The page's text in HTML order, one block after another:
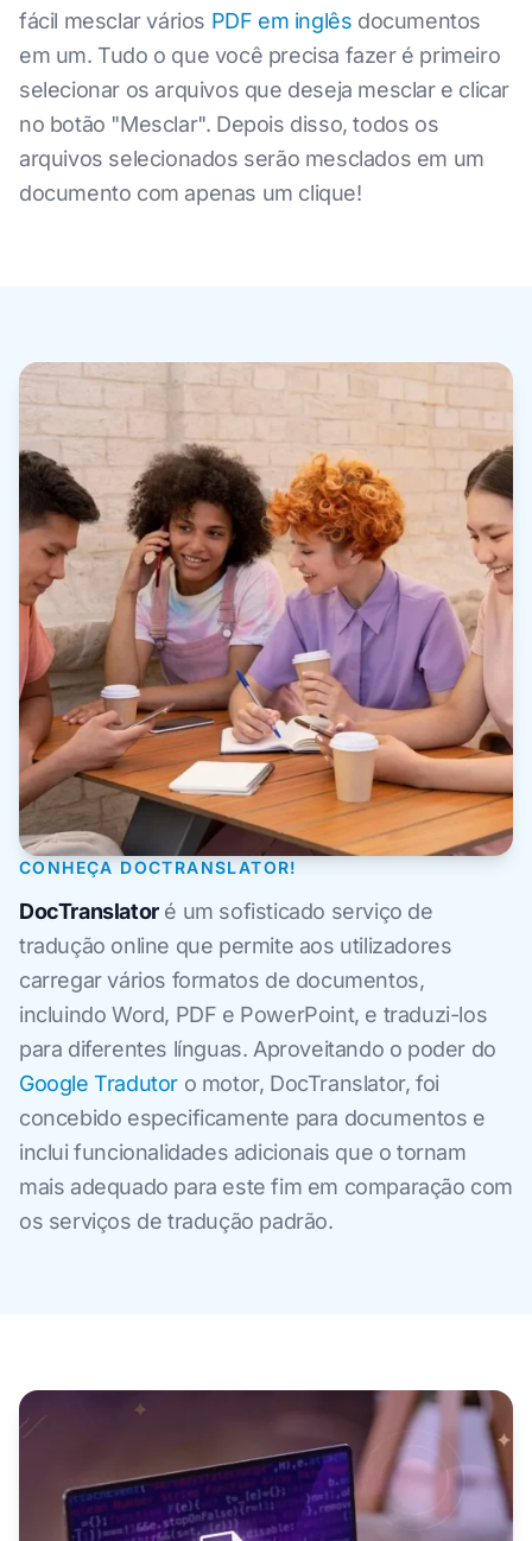
fácil mesclar vários PDF em inglês documentos
em um. Tudo o que você precisa fazer é primeiro
selecionar os arquivos que deseja mesclar e clicar
no botão "Mesclar". Depois disso, todos os
arquivos selecionados serão mesclados em um
documento com apenas um clique!
CONHEÇA DOCTRANSLATOR!
DocTranslatoré um sofisticado serviço de
tradução online que permite aos utilizadores
carregar vários formatos de documentos,
incluindo Word, PDF e PowerPoint, e traduzi-los
para diferentes línguas. Aproveitando o poder do
Google Tradutor o motor, DocTranslator, foi
concebido especificamente para documentos e
inclui funcionalidades adicionais que o tornam
mais adequado para este fim em comparação com
os serviços de tradução padrão.